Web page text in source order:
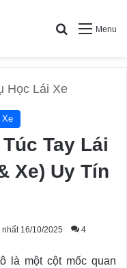
Menu
Search for
Học Lái Xe
Xe
Tay Lái
Xe) Uy Tín
16/10/2025 4
là một cột mốc quan